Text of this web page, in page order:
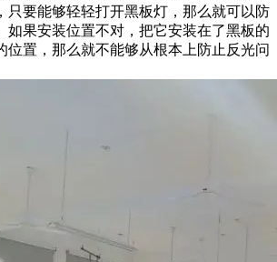
只要能够轻轻打开黑板灯，那么就可以防
如果安装位置不对，把它安装在了黑板的
位置，那么就不能够从根本上防止反光问